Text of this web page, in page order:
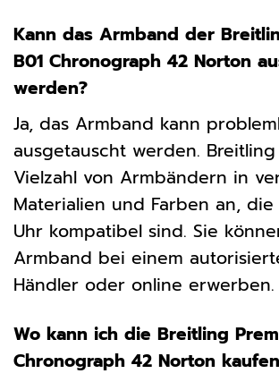
Kann das Armband der
B01 Chronograph 42 Norton
werden?
Ja, das Armband kann
ausgetauscht werden.
Vielzahl von Armbändern in
Materialien und Farben an,
Uhr kompatibel sind. Sie
Armband bei einem
Händler oder online erwerben.
Wo kann ich die Breitling
Chronograph 42 Norton